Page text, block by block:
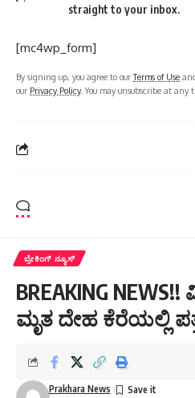
straight to your inbox.
[mc4wp_form]
By signing up, you agree to ourTerms of Use
our Privacy Policy. You may unsubscribe at any
ಬ್ರೇಕಿಂಗ್ ನ್ಯೂಸ್
BREAKING
ಮೃತ ದೇಹ ಕೆರೆಯಲ್ಲಿ
Prakhara News